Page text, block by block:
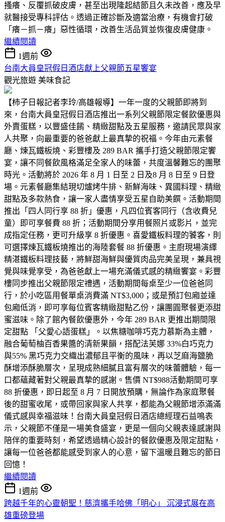
搔癢、反覆抓破皮膚，甚至出現隆起結節且久未改善，應及早
就醫接受專科評估。透過正確診斷及適當治療，有機會打破
「癢－抓－癢」惡性循環，改善生活品質並恢復皮膚健康。
繼續閱讀
1週前
台南大員皇冠假日酒店獻上父親節五星饗宴
觀光旅遊 美味食記
【柿子日報記者李玲/高雄報導】一年一度的父親節即將到
來，台南大員皇冠假日酒店推出一系列父親節限定餐飲優惠與
外賣蛋糕，以豐盛佳餚、精緻甜點及五星服務，邀請民眾與家
人共聚，向最重要的爸爸獻上最真摯的祝福。今年由元素餐
廳、煉瓦鐵板燒、彩豐樓及 289 BAR 攜手打造父親節限定饗
宴，讓不同餐飲風格滿足全家人的味蕾，共度溫馨難忘的團聚
時光。活動將於 2026 年 8 月 1 日至 2 日及8 月 8 日至 9 日登
場。元素餐廳集結現切爐烤牛排、新鮮海味、異國料理、精緻
甜點及多款熱食，讓一家人盡情享受五星自助美饌。活動期間
推出「四人同行享 88 折」優惠，凡四位賓客同行（含收費兒
童）即可享餐費 88 折；活動期間分享用餐照片或影片，並完
成指定任務，更可升級享 8 折優惠。喜愛鐵板料理的饕客，則
可選擇煉瓦鐵板燒推出的海陸套餐 88 折優惠。主廚現場演繹
精湛鐵板料理技藝，將鮮甜海鮮與優質肉品完美呈現，兼具視
覺與味覺享受，為爸爸獻上一場充滿儀式感的精緻饗宴。彩豐
樓同步推出父親節限定禮遇，活動期間每桌至少一位爸爸同
行，於小吃區用餐單桌消費滿 NT$3,000；或是預訂包廂並達
包廂低消，即可享每位賓客精緻甜點乙份，讓團圓聚餐更添甜
蜜滋味。除了館內餐飲優惠外，今年 289 BAR 更推出期間限
定甜點 「父愛心語蛋糕」。以焦糖咖啡巧克力慕斯為主體，
融合葡萄柚百香果醬的清新果韻，搭配法芙娜 33%白巧克力
與55% 黑巧克力交織出濃郁且平衡的風味，再以芝麻海鹽脆
酥增添酥脆層次，呈現成熟細膩且富有層次的味蕾體驗，每一
口都蘊藏著對父親最真摯的感謝。售價 NT$988活動期間可享
88 折優惠，即日起至 8 月 7 日開放預購，無論作為家庭聚餐
後的甜蜜收尾，或帶回家與家人共享，都能為父親節增添滿滿
儀式感與幸福滋味！台南大員皇冠假日酒店總經理石益鳴表
示，父親節不僅是一場美食盛宴，更是一個向父親表達感謝與
陪伴的重要時刻，希望透過精心設計的餐飲優惠及限定甜點，
讓每一位爸爸都能感受到家人的心意，留下溫暖且難忘的節日
回憶！
繼續閱讀
1週前
跨越千年的心靈朝聖！慈濟攜手哈佛「明心」 沉浸式展在高
雄重磅登場